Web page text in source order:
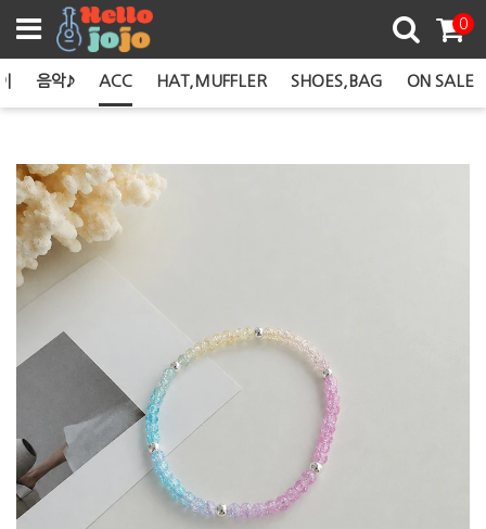
0
음악♪ ACC HAT,MUFFLER SHOES,BAG ON SALE